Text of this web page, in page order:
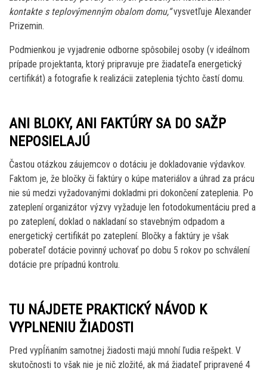
kontakte s teplovýmenným obalom domu,“vysvetľuje Alexander
Prizemin.
Podmienkou je vyjadrenie odborne spôsobilej osoby (v ideálnom
prípade projektanta, ktorý pripravuje pre žiadateľa energetický
certifikát) a fotografie k realizácii zateplenia týchto častí domu.
ANI BLOKY, ANI FAKTÚRY SA DO SAŽP
NEPOSIELAJÚ
Častou otázkou záujemcov o dotáciu je dokladovanie výdavkov.
Faktom je, že bločky či faktúry o kúpe materiálov a úhrad za prácu
nie sú medzi vyžadovanými dokladmi pri dokončení zateplenia. Po
zateplení organizátor výzvy vyžaduje len fotodokumentáciu pred a
po zateplení, doklad o nakladaní so stavebným odpadom a
energetický certifikát po zateplení. Bločky a faktúry je však
poberateľ dotácie povinný uchovať po dobu 5 rokov po schválení
dotácie pre prípadnú kontrolu.
TU NÁJDETE PRAKTICKÝ NÁVOD K
VYPLNENIU ŽIADOSTI
Pred vypĺňaním samotnej žiadosti majú mnohí ľudia rešpekt. V
skutočnosti to však nie je nič zložité, ak má žiadateľ pripravené 4